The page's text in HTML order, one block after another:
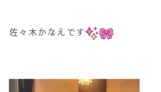
佐々木かなえです